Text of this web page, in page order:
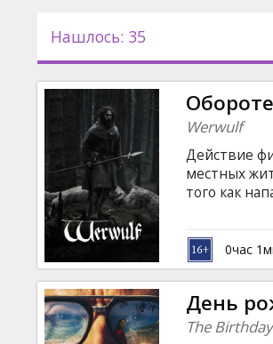
Новости
Подарки
Кинозакуски
B2B
Клуб
Нашлось: 35
Werwulf
Действие
местных
того как
субтитрами
0час
День
The